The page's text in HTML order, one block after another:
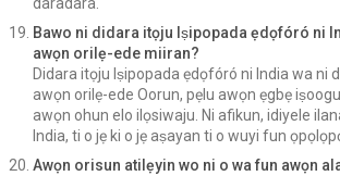
daradara.
Bawo ni didara itọju Iṣipopada ẹdọfóró ni
awọn orilẹ-ede miiran?
Didara itọju Iṣipopada ẹdọfóró ni India wa ni
awọn orilẹ-ede Oorun, pẹlu awọn ẹgbẹ
awọn ohun elo ilọsiwaju. Ni afikun, idiyele
India, ti o jẹ ki o jẹ aṣayan ti o wuyi fun
Awọn orisun atilẹyin wo ni o wa fun awọn